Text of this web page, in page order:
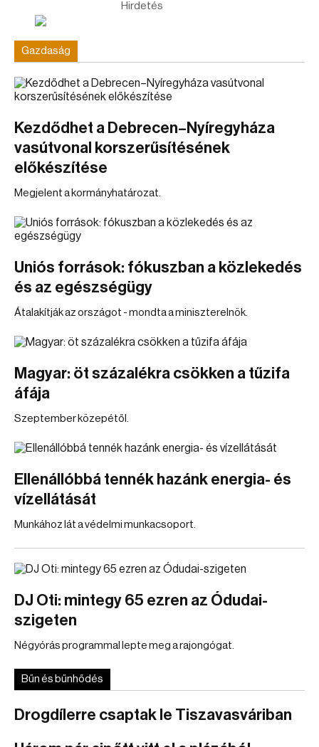
Hirdetés
Gazdaság
Kezdődhet a Debrecen–Nyíregyháza
vasútvonal korszerűsítésének
előkészítése
Megjelent a kormányhatározat.
Uniós források: fókuszban a közlekedés
és az egészségügy
Átalakítják az országot - mondta a miniszterelnök.
Magyar: öt százalékra csökken a tűzifa
áfája
Szeptember közepétől.
Ellenállóbbá tennék hazánk energia- és
vízellátását
Munkához lát a védelmi munkacsoport.
DJ Oti: mintegy 65 ezren az Ódudai-
szigeten
Négyórás programmal lepte meg a rajongógat.
Bűn és bűnhődés
Drogdílerre csaptak le Tiszavasváriban